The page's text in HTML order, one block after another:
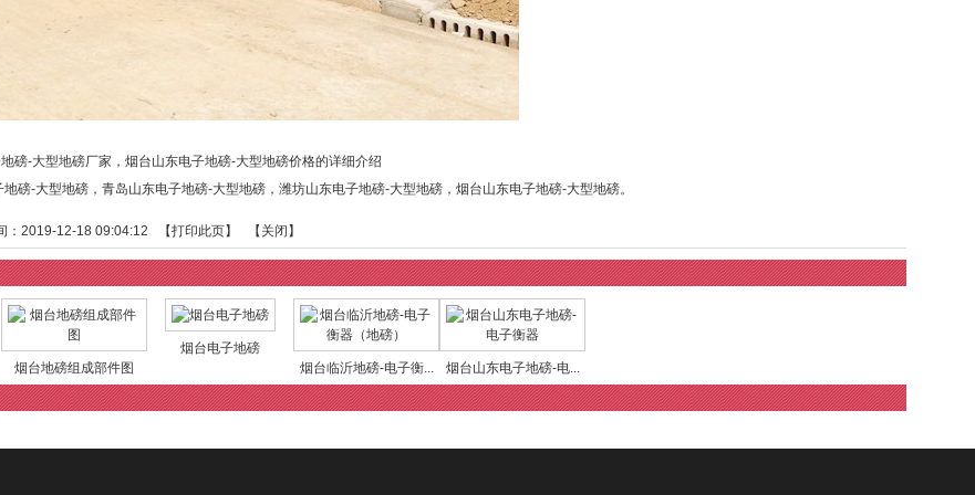
磅-大型地磅厂家，烟台山东电子地磅-大型地磅价格的详细介绍
地磅-大型地磅 ， 青岛山东电子地磅-大型地磅 ， 潍坊山东电子地磅-大型地磅 ， 烟台山东电子地磅-大型地磅。
：2019-12-18 09:04:12 【打印此页】 【 关闭 】
烟台地磅组成部件图
烟台电子地磅
烟台临沂地磅-电子衡...
烟台山东电子地磅-电...